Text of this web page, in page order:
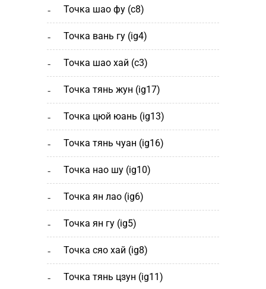
точка шао фу (c8)
точка вань гу (ig4)
точка шао хай (с3)
точка тянь жун (ig17)
точка цюй юань (ig13)
точка тянь чуан (ig16)
точка нао шу (ig10)
точка ян лао (ig6)
точка ян гу (ig5)
точка сяо хай (ig8)
точка тянь цзун (ig11)